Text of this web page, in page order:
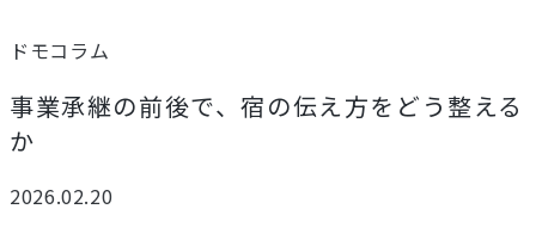
ドモコラム
事業承継の前後で、宿の伝え方をどう整える
か
2026.02.20